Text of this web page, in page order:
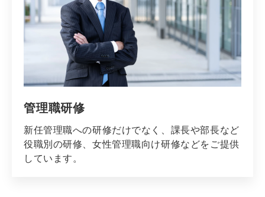
管理職研修
新任管理職への研修だけでなく、課長や部長など
役職別の研修、女性管理職向け研修などをご提供
しています。